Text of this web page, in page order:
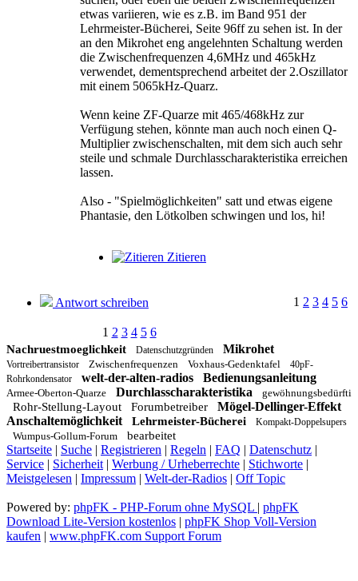
etwas variieren, wie es z.B. im Band 951 der
Lehrmeister-Bücherei, Seite 96ff zu sehen ist. In der
an den Mikrohet eng angelehnten Schaltung werden
die Zwischenfrequenzen 4,6MHz und 465kHz
verwendet, dementsprechend arbeitet der 2.Oszillator
mit einem 5065kHz-Quarz.
Wenn keine ZF-Quarze mit 465/468kHz zur
Verfügung stehen, könnte man auch noch einen Q-
Multiplier zwischenschalten, mit dem sich auch sehr
steile und schmale Durchlasscharakteristika erreichen
lassen.
Also - "Spielmöglichkeiten" satt und etwas eigene
Phantasie, den Lötkolben schwingen und los, hi!
Zitieren
Antwort schreiben 1 2 3 4 5 6
1 2 3 4 5 6
Nachruestmoeglichkeit Datenschutzgründen Mikrohet
Vortreibertransistor Zwischenfrequenzen Voxhaus-Gedenktafel
40pF-
Rohrkondensator
welt-der-alten-radios Bedienungsanleitung
Armee-Oberton-Quarze Durchlasscharakteristika gewöhnungsbedürfti
Rohr-Stellung-Layout Forumbetreiber
Mögel-Dellinger-Effekt
Anschaltemöglichkeit
Lehrmeister-Bücherei Kompakt-Doppelsupers
Wumpus-Gollum-Forum bearbeitet
Startseite | Suche | Registrieren | Regeln | FAQ | Datenschutz |
Service | Sicherheit | Werbung / Urheberrechte | Stichworte |
Meistgelesen | Impressum | Welt-der-Radios | Off Topic
Powered by: phpFK - PHP-Forum ohne MySQL | phpFK
Download Lite-Version kostenlos | phpFK Shop Voll-Version
kaufen | www.phpFK.com Support Forum